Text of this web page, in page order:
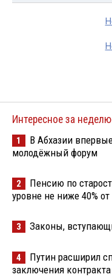
Интересное за неделю
1
В Абхазии
молодёжный форум
2
Пенсию по
уровне не ниже 40% от
3 Законы,
4
Путин расширил
заключения